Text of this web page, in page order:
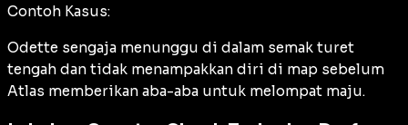
Contoh Kasus:
Odette sengaja menunggu di dalam semak turet
tengah dan tidak menampakkan diri di map sebelum
Atlas memberikan aba-aba untuk melompat maju.